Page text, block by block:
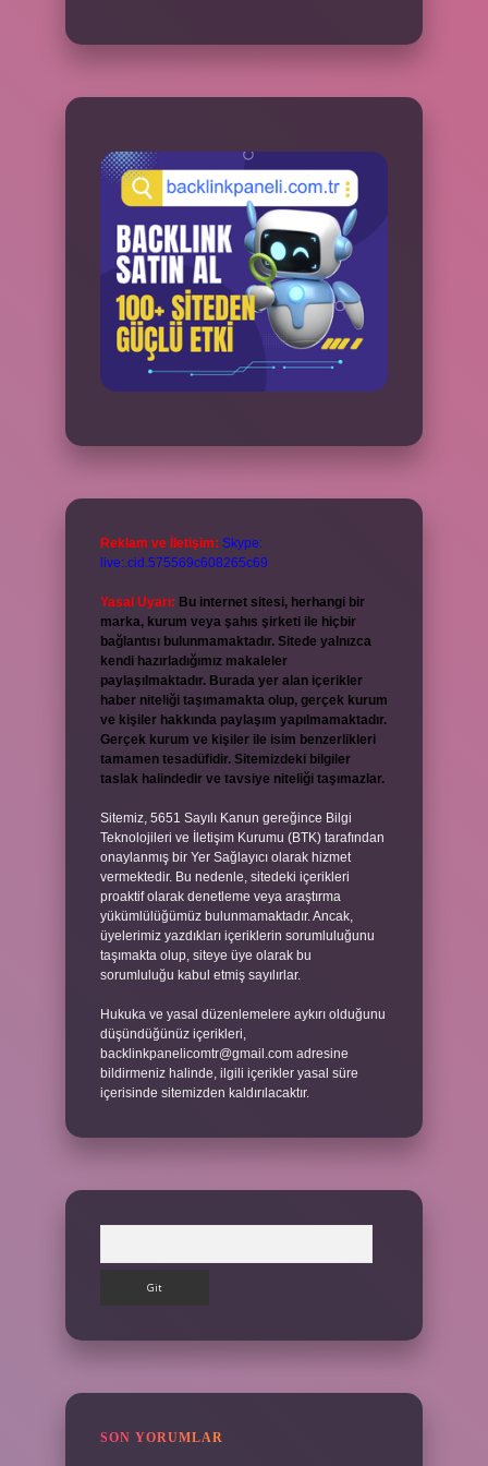
Reklam ve İletişim: Skype:
live:.cid.575569c608265c69
Yasal Uyarı: Bu internet sitesi, herhangi bir
marka, kurum veya şahıs şirketi ile hiçbir
bağlantısı bulunmamaktadır. Sitede yalnızca
kendi hazırladığımız makaleler
paylaşılmaktadır. Burada yer alan içerikler
haber niteliği taşımamakta olup, gerçek kurum
ve kişiler hakkında paylaşım yapılmamaktadır.
Gerçek kurum ve kişiler ile isim benzerlikleri
tamamen tesadüfidir. Sitemizdeki bilgiler
taslak halindedir ve tavsiye niteliği taşımazlar.
Sitemiz, 5651 Sayılı Kanun gereğince Bilgi
Teknolojileri ve İletişim Kurumu (BTK) tarafından
onaylanmış bir Yer Sağlayıcı olarak hizmet
vermektedir. Bu nedenle, sitedeki içerikleri
proaktif olarak denetleme veya araştırma
yükümlülüğümüz bulunmamaktadır. Ancak,
üyelerimiz yazdıkları içeriklerin sorumluluğunu
taşımakta olup, siteye üye olarak bu
sorumluluğu kabul etmiş sayılırlar.
Hukuka ve yasal düzenlemelere aykırı olduğunu
düşündüğünüz içerikleri,
backlinkpanelicomtr@gmail.com adresine
bildirmeniz halinde, ilgili içerikler yasal süre
içerisinde sitemizden kaldırılacaktır.
SON YORUMLAR